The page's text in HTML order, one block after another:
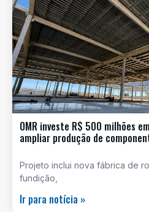
OMR investe R$ 500 milhões
ampliar produção de
Projeto inclui nova fábrica de
fundição,
Ir para notícia »